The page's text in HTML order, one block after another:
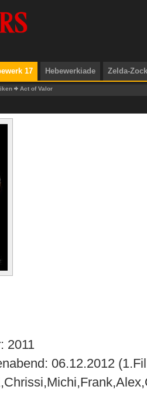
17 Hebewerkiade Zelda-
Act of Valor
2011
06.12.2012